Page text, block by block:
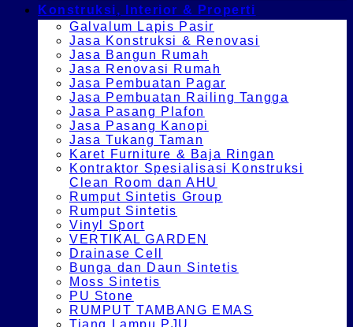
Konstruksi, Interior & Properti
Galvalum Lapis Pasir
Jasa Konstruksi & Renovasi
Jasa Bangun Rumah
Jasa Renovasi Rumah
Jasa Pembuatan Pagar
Jasa Pembuatan Railing Tangga
Jasa Pasang Plafon
Jasa Pasang Kanopi
Jasa Tukang Taman
Karet Furniture & Baja Ringan
Kontraktor Spesialisasi Konstruksi
Clean Room dan AHU
Rumput Sintetis Group
Rumput Sintetis
Vinyl Sport
VERTIKAL GARDEN
Drainase Cell
Bunga dan Daun Sintetis
Moss Sintetis
PU Stone
RUMPUT TAMBANG EMAS
Tiang Lampu PJU